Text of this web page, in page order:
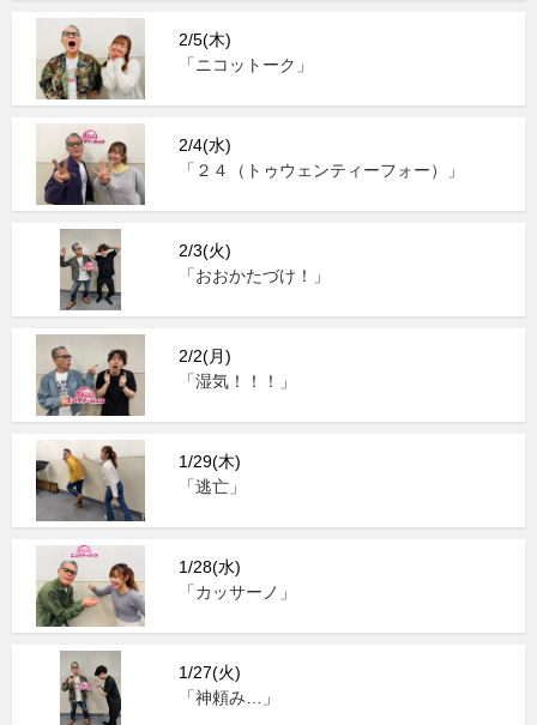
2/5(木)
「ニコットーク」
2/4(水)
「２４（トゥウェンティーフォー）」
2/3(火)
「おおかたづけ！」
2/2(月)
「湿気！！！」
1/29(木)
「逃亡」
1/28(水)
「カッサーノ」
1/27(火)
「神頼み…」